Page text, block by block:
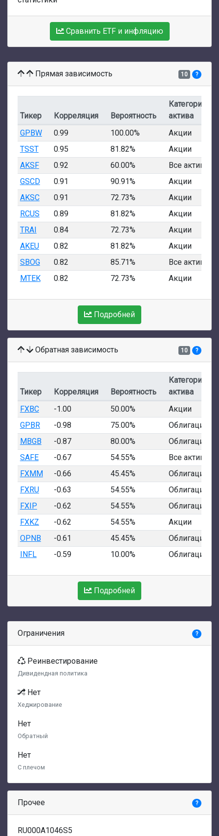
Сравнить ETF и инфляцию
Прямая зависимость 10 ?
Тикер Корреляция Вероятность
Категория
актива
GPBW
0.99 100.00%
Акции
TSST
0.95 81.82%
Акции
AKSF
0.92 60.00%
Все активы
GSCD
0.91 90.91%
Акции
AKSC
0.91 72.73%
Акции
RCUS
0.89 81.82%
Акции
TRAI
0.84 72.73%
Акции
AKEU
0.82 81.82%
Акции
SBOG
0.82 85.71%
Все активы
MTEK
0.82 72.73% Акции
Подробней
Обратная зависимость 10 ?
Тикер Корреляция Вероятность
Категория
актива
FXBC
-1.00 50.00%
Акции
GPBR
-0.98 75.00%
Облигации
MBGB
-0.87 80.00%
Облигации
SAFE
-0.67 54.55%
Все активы
FXMM
-0.66 45.45%
Облигации
FXRU
-0.63 54.55%
Облигации
FXIP
-0.62 54.55%
Облигации
FXKZ
-0.62 54.55%
Акции
OPNB
-0.61 45.45%
Облигации
INFL
-0.59 10.00% Облигации
Подробней
Ограничения ?
Реинвестирование
Дивидендная политика
Нет
Хеджирование
Нет
Обратный
Нет
С плечом
Прочее ?
RU000A1046S5